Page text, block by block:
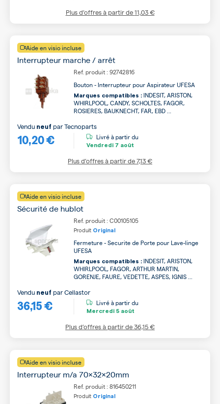
Plus d’offres à partir de11,03 €
Aide en visio incluse
Interrupteur marche / arrêt
Ref. produit : 92742816
Bouton - Interrupteur pour Aspirateur UFESA
Marques compatibles : INDESIT, ARISTON,
WHIRLPOOL, CANDY, SCHOLTES, FAGOR,
ROSIERES, BAUKNECHT, FAR, EBD ...
10,20 €
Vendu neuf parTecnoparts
Livré à partir du
Vendredi 7 août
Plus d’offres à partir de7,13 €
Aide en visio incluse
Sécurité de hublot
Ref. produit : C00105105
Produit Original
Fermeture - Securite de Porte pour Lave-linge
UFESA
Marques compatibles : INDESIT, ARISTON,
WHIRLPOOL, FAGOR, ARTHUR MARTIN,
GORENJE, FAURE, VEDETTE, ASPES, IGNIS ...
36,15 €
Vendu neuf parCellastor
Livré à partir du
Mercredi 5 août
Plus d’offres à partir de36,15 €
Aide en visio incluse
Interrupteur m/a 70x32x20mm
Ref. produit : 816450211
Produit Original